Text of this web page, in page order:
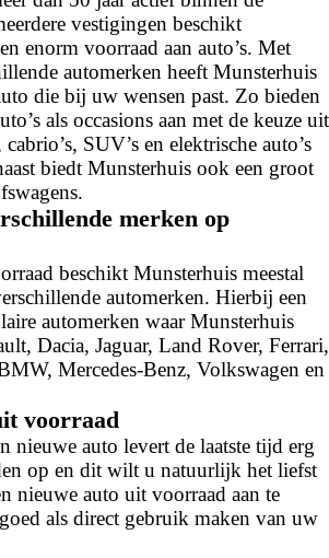
vestigingen beschikt
enorm voorraad aan auto’s. Met
automerken heeft Munsterhuis
die bij uw wensen past. Zo bieden
als occasions aan met de keuze uit
SUV’s en elektrische auto’s
biedt Munsterhuis ook een groot
merken op
beschikt Munsterhuis meestal
automerken. Hierbij een
automerken waar Munsterhuis
Dacia, Jaguar, Land Rover, Ferrari,
Mercedes-Benz, Volkswagen en
voorraad
nieuwe auto levert de laatste tijd erg
op en dit wilt u natuurlijk het liefst
nieuwe auto uit voorraad aan te
als direct gebruik maken van uw